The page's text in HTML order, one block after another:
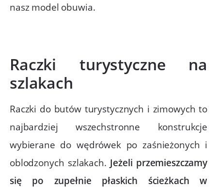
nasz model obuwia.
Raczki turystyczne na
szlakach
Raczki do butów turystycznych i zimowych to
najbardziej wszechstronne konstrukcje
wybierane do wędrówek po zaśnieżonych i
oblodzonych szlakach. Jeżeli przemieszczamy
się po zupełnie płaskich ścieżkach w